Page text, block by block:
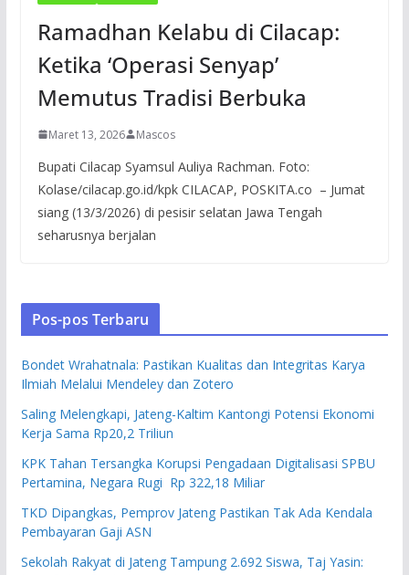
Ramadhan Kelabu di Cilacap:
Ketika ‘Operasi Senyap’
Memutus Tradisi Berbuka
Maret 13, 2026 Mascos
Bupati Cilacap Syamsul Auliya Rachman. Foto:
Kolase/cilacap.go.id/kpk CILACAP, POSKITA.co – Jumat
siang (13/3/2026) di pesisir selatan Jawa Tengah
seharusnya berjalan
Pos-pos Terbaru
Bondet Wrahatnala: Pastikan Kualitas dan Integritas Karya
Ilmiah Melalui Mendeley dan Zotero
Saling Melengkapi, Jateng-Kaltim Kantongi Potensi Ekonomi
Kerja Sama Rp20,2 Triliun
KPK Tahan Tersangka Korupsi Pengadaan Digitalisasi SPBU
Pertamina, Negara Rugi Rp 322,18 Miliar
TKD Dipangkas, Pemprov Jateng Pastikan Tak Ada Kendala
Pembayaran Gaji ASN
Sekolah Rakyat di Jateng Tampung 2.692 Siswa, Taj Yasin: